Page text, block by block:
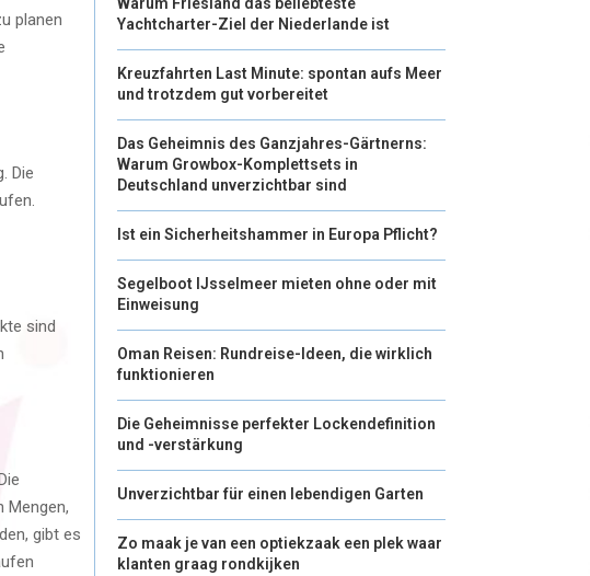
planen
Die
sind
Mengen,
gibt es
Yachtcharter-Ziel der Niederlande ist
Kreuzfahrten Last Minute: spontan aufs Meer
und trotzdem gut vorbereitet
Das Geheimnis des Ganzjahres-Gärtnerns:
Warum Growbox-Komplettsets in
Deutschland unverzichtbar sind
Ist ein Sicherheitshammer in Europa Pflicht?
Segelboot IJsselmeer mieten ohne oder mit
Einweisung
Oman Reisen: Rundreise-Ideen, die wirklich
funktionieren
Die Geheimnisse perfekter Lockendefinition
und -verstärkung
Unverzichtbar für einen lebendigen Garten
Zo maak je van een optiekzaak een plek waar
klanten graag rondkijken